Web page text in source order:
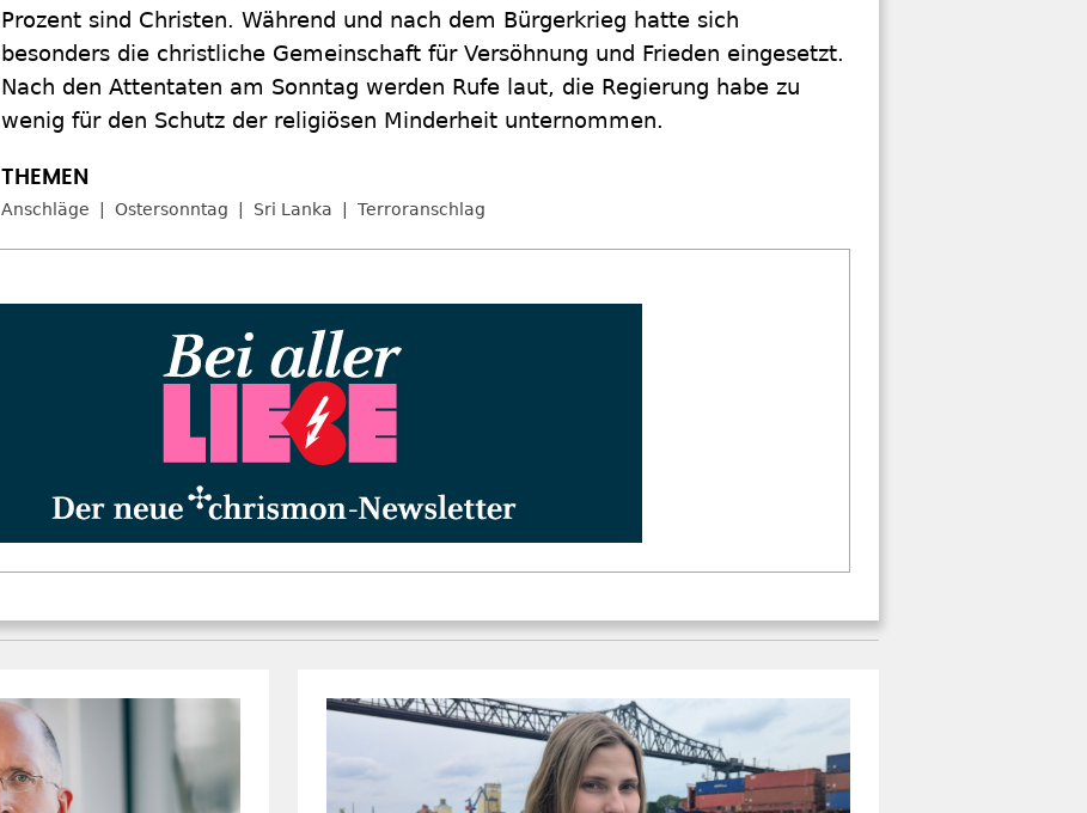
Prozent sind Christen. Während und nach dem Bürgerkrieg hatte sich
besonders die christliche Gemeinschaft für Versöhnung und Frieden eingesetzt.
Nach den Attentaten am Sonntag werden Rufe laut, die Regierung habe zu
wenig für den Schutz der religiösen Minderheit unternommen.
Anschläge Ostersonntag Sri Lanka Terroranschlag